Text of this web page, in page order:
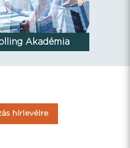
Akadémia
hírlevélre